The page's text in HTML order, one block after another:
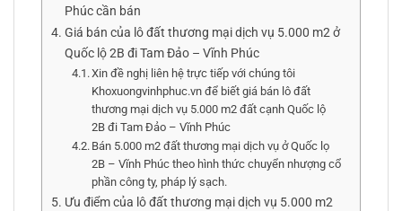
Phúc cần bán
Giá bán của lô đất thương mại dịch vụ 5.000 m2 ở
Quốc lộ 2B đi Tam Đảo – Vĩnh Phúc
Xin đề nghị liên hệ trực tiếp với chúng tôi
Khoxuongvinhphuc.vn để biết giá bán lô đất
thương mại dịch vụ 5.000 m2 đất cạnh Quốc lộ
2B đi Tam Đảo – Vĩnh Phúc
Bán 5.000 m2 đất thương mại dịch vụ ở Quốc lọ
2B – Vĩnh Phúc theo hình thức chuyển nhượng cổ
phần công ty, pháp lý sạch.
Ưu điểm của lô đất thương mại dịch vụ 5.000 m2